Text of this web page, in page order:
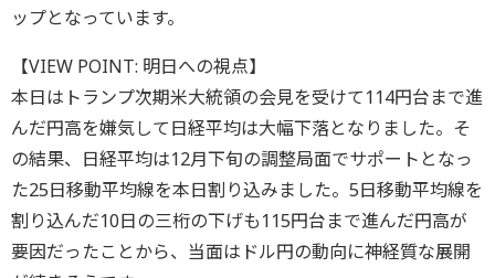
ップとなっています。
【VIEW POINT: 明日への視点】
本日はトランプ次期米大統領の会見を受けて114円台まで進
んだ円高を嫌気して日経平均は大幅下落となりました。そ
の結果、日経平均は12月下旬の調整局面でサポートとなっ
た25日移動平均線を本日割り込みました。5日移動平均線を
割り込んだ10日の三桁の下げも115円台まで進んだ円高が
要因だったことから、当面はドル円の動向に神経質な展開